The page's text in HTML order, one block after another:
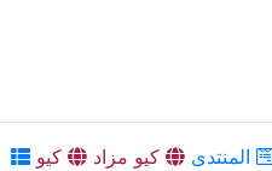
المنتدى كيو مزاد
كيو